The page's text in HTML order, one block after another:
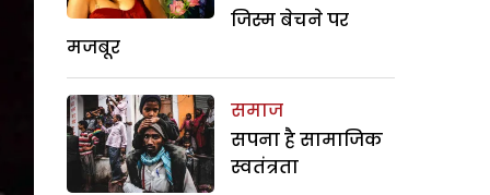
जिस्म बेचने पर
मजबूर
समाज
सपना है सामाजिक
स्वतंत्रता